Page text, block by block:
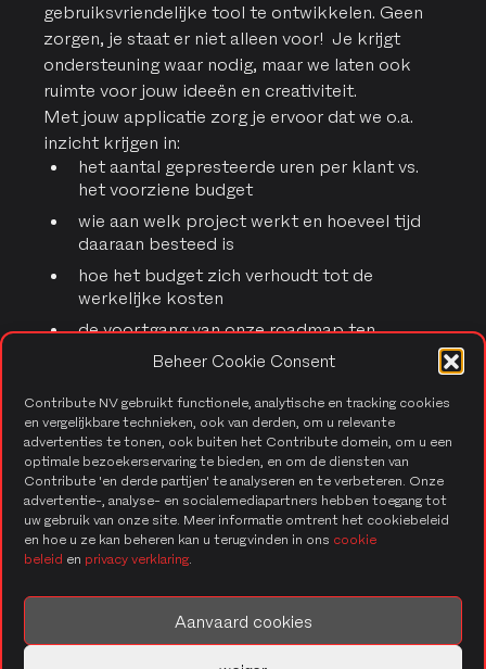
Beheer Cookie Consent
Contribute NV gebruikt functionele, analytische en tracking cookies
en vergelijkbare technieken, ook van derden, om u relevante
advertenties te tonen, ook buiten het Contribute domein, om u een
optimale bezoekerservaring te bieden, en om de diensten van
Contribute 'en derde partijen' te analyseren en te verbeteren. Onze
advertentie-, analyse- en socialemediapartners hebben toegang tot
uw gebruik van onze site. Meer informatie omtrent het cookiebeleid
en hoe u ze kan beheren kan u terugvinden in ons cookie
beleid en privacy verklaring.
Aanvaard cookies
gebruiksvriendelijke tool te ontwikkelen. Geen
zorgen, je staat er niet alleen voor! Je krijgt
ondersteuning waar nodig, maar we laten ook
ruimte voor jouw ideeën en creativiteit.
Met jouw applicatie zorg je ervoor dat we o.a.
inzicht krijgen in:
het aantal gepresteerde uren per klant vs.
het voorziene budget
wie aan welk project werkt en hoeveel tijd
daaraan besteed is
hoe het budget zich verhoudt tot de
werkelijke kosten
de voortgang van onze roadmap ten
opzichte van de geplande deadlines
Wat kan jij leren?
Denken als een consultant: hoe maak je een
tool die écht werkt in de praktijk?
Hands-on ervaring met Oracle APEX
Vertalen van functionele analyse naar een
volwaardige app